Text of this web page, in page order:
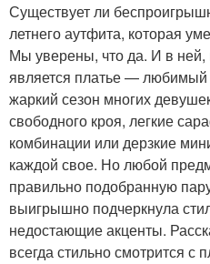
Существует ли
летнего аутфита, которая
Мы уверены, что да. И в ней,
является платье — любимый
жаркий сезон многих
свободного кроя, легкие
комбинации или дерзкие
каждой свое. Но любой
правильно подобранную
выигрышно подчеркнула
недостающие акценты.
всегда стильно смотрится с